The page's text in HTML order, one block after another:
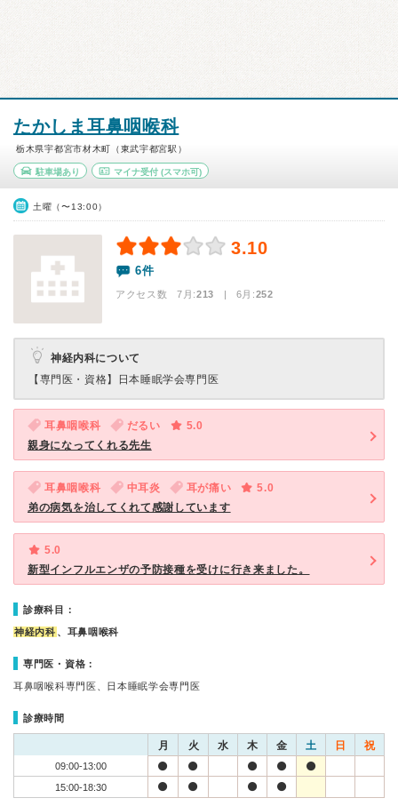
たかしま耳鼻咽喉科
栃木県宇都宮市材木町（東武宇都宮駅）
駐車場あり マイナ受付(スマホ可)
土曜（〜13:00）
3.10
6件
アクセス数 7月:213 | 6月:252
神経内科について
【専門医・資格】
日本睡眠学会専門医
耳鼻咽喉科 だるい
5.0
親身になってくれる先生
耳鼻咽喉科 中耳炎 耳が痛い
5.0
弟の病気を治してくれて感謝しています
5.0
新型インフルエンザの予防接種を受けに行き来ました。
診療科目：
神経内科 、耳鼻咽喉科
専門医・資格：
耳鼻咽喉科専門医、日本睡眠学会専門医
診療時間
月 火 水 木 金 土 日 祝
09:00-13:00
15:00-18:30